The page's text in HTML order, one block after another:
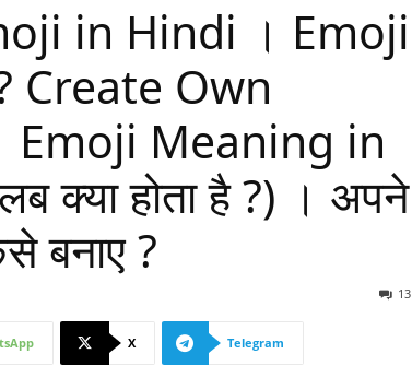
in Hindi । Emoji
Create Own
Meaning in
क्या होता है ?) । अपने
बनाए ?
13
X Telegram